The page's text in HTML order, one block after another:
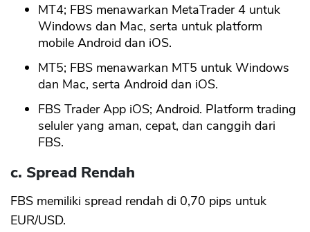
MT4; FBS menawarkan MetaTrader 4 untuk
Windows dan Mac, serta untuk platform
mobile Android dan iOS.
MT5; FBS menawarkan MT5 untuk Windows
dan Mac, serta Android dan iOS.
FBS Trader App iOS; Android. Platform trading
seluler yang aman, cepat, dan canggih dari
FBS.
c. Spread Rendah
FBS memiliki spread rendah di 0,70 pips untuk
EUR/USD.